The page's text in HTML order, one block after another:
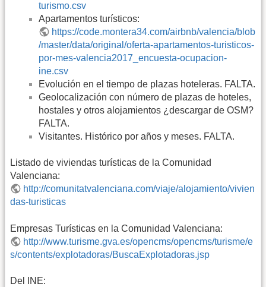
turismo.csv
Apartamentos turísticos:
https://code.montera34.com/airbnb/valencia/blob
/master/data/original/oferta-apartamentos-turisticos-
por-mes-valencia2017_encuesta-ocupacion-
ine.csv
Evolución en el tiempo de plazas hoteleras. FALTA.
Geolocalización con número de plazas de hoteles,
hostales y otros alojamientos ¿descargar de OSM?
FALTA.
Visitantes. Histórico por años y meses. FALTA.
Listado de viviendas turísticas de la Comunidad
Valenciana:
http://comunitatvalenciana.com/viaje/alojamiento/vivien
das-turisticas
Empresas Turísticas en la Comunidad Valenciana:
http://www.turisme.gva.es/opencms/opencms/turisme/e
s/contents/explotadoras/BuscaExplotadoras.jsp
Del INE: